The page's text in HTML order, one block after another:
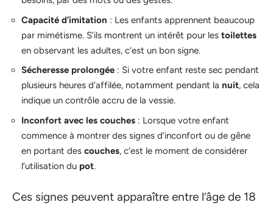
Capacité d’imitation : Les enfants apprennent beaucoup
par mimétisme. S’ils montrent un intérêt pour les toilettes
en observant les adultes, c’est un bon signe.
Sécheresse prolongée : Si votre enfant reste sec pendant
plusieurs heures d’affilée, notamment pendant la nuit, cela
indique un contrôle accru de la vessie.
Inconfort avec les couches : Lorsque votre enfant
commence à montrer des signes d’inconfort ou de gêne
en portant des couches, c’est le moment de considérer
l’utilisation du pot.
Ces signes peuvent apparaître entre l’âge de 18